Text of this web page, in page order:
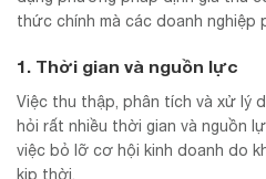
thức chính mà các doanh nghiệp
1. Thời gian và nguồn lực
Việc thu thập, phân tích và xử lý
hỏi rất nhiều thời gian và nguồn
việc bỏ lỡ cơ hội kinh doanh do
kịp thời.